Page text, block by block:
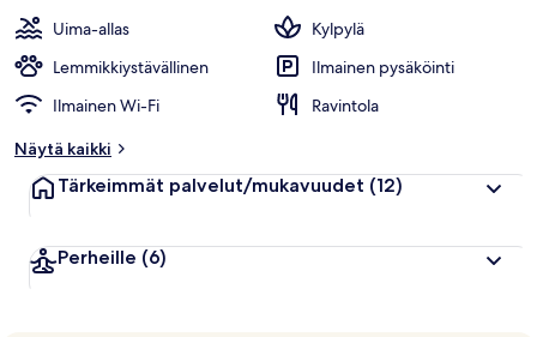
Uima-allas
Kylpylä
Lemmikkiystävällinen
Ilmainen pysäköinti
Ilmainen Wi-Fi
Ravintola
Näytä kaikki
Tärkeimmät palvelut/mukavuudet (12)
Perheille (6)